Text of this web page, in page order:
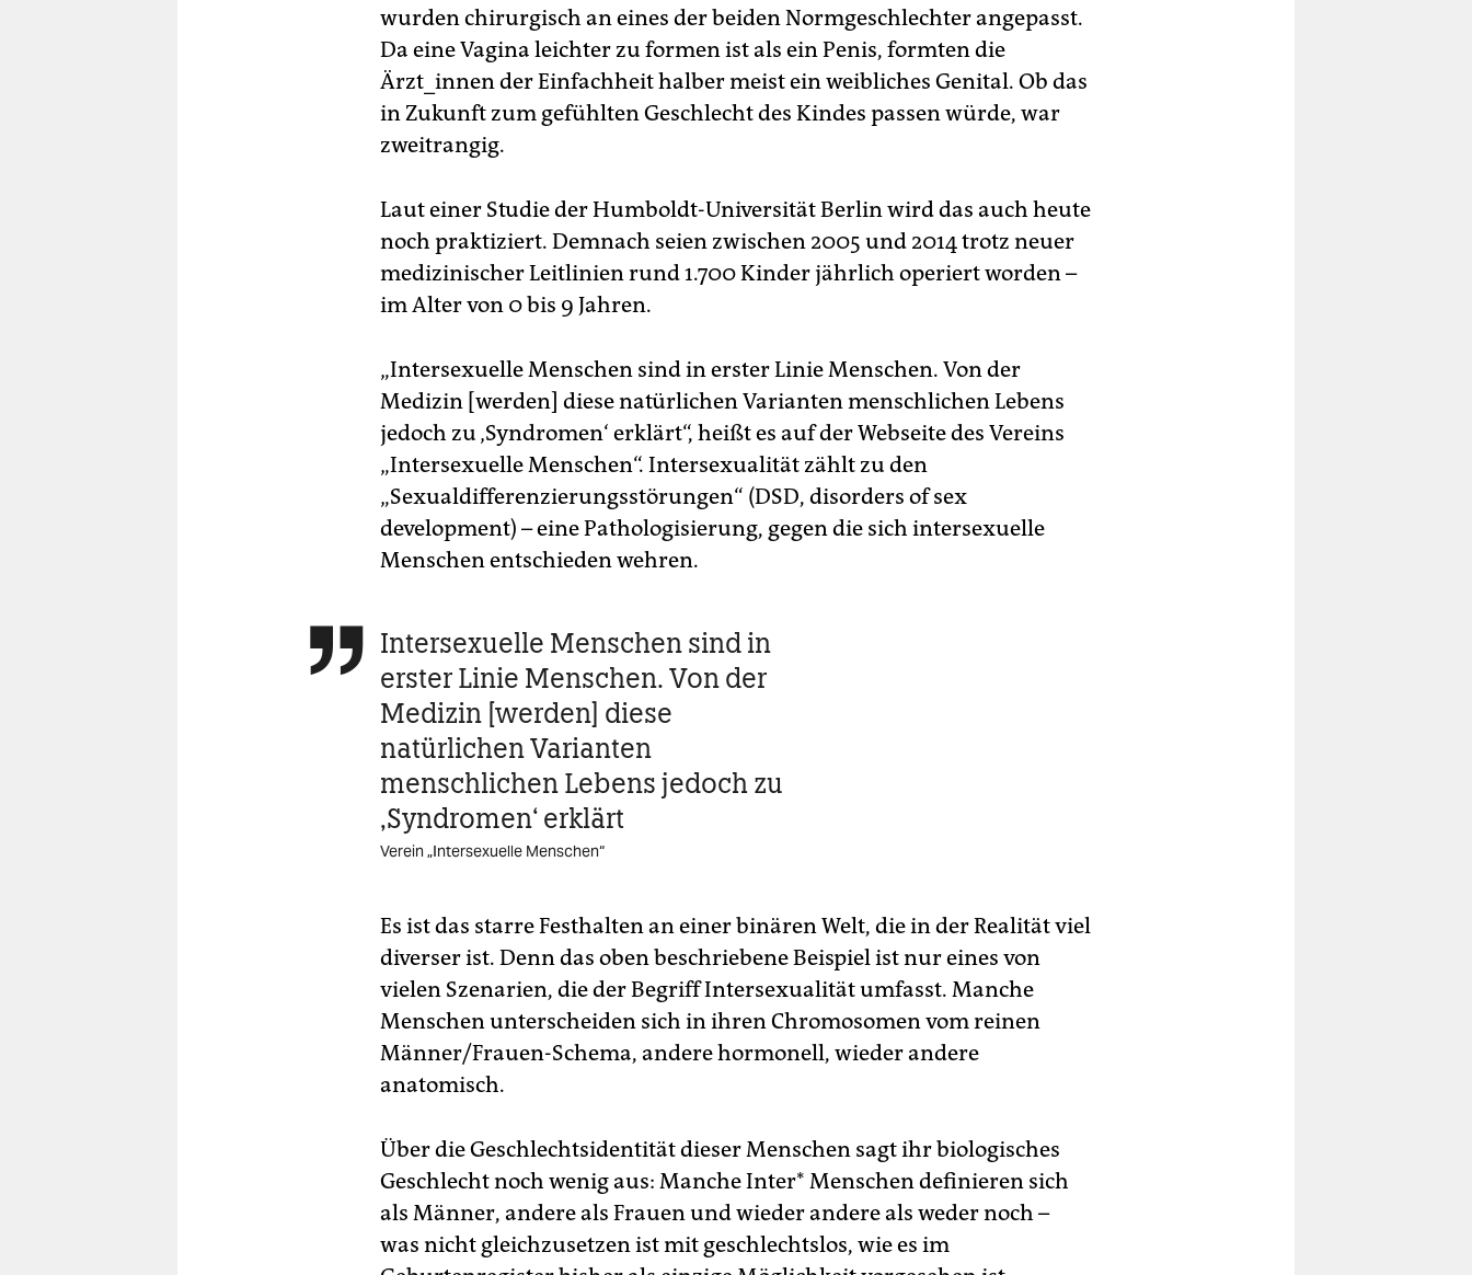
wurden chirurgisch an eines der beiden Normgeschlechter angepasst.
Da eine Vagina leichter zu formen ist als ein Penis, formten die
Ärzt_innen der Einfachheit halber meist ein weibliches Genital. Ob das
in Zukunft zum gefühlten Geschlecht des Kindes passen würde, war
zweitrangig.
Laut einer Studie der Humboldt-Universität Berlin wird das auch heute
noch praktiziert. Demnach seien zwischen 2005 und 2014 trotz neuer
medizinischer Leitlinien rund 1.700 Kinder jährlich operiert worden –
im Alter von 0 bis 9 Jahren.
„Intersexuelle Menschen sind in erster Linie Menschen. Von der
Medizin [werden] diese natürlichen Varianten menschlichen Lebens
jedoch zu ‚Syndromen‘ erklärt“, heißt es auf der Webseite des Vereins
„Intersexuelle Menschen“. Intersexualität zählt zu den
„Sexualdifferenzierungsstörungen“ (DSD, disorders of sex
development) – eine Pathologisierung, gegen die sich intersexuelle
Menschen entschieden wehren.
 Intersexuelle Menschen sind in
erster Linie Menschen. Von der
Medizin [werden] diese
natürlichen Varianten
menschlichen Lebens jedoch zu
‚Syndromen‘ erklärt
Verein „Intersexuelle Menschen“
Es ist das starre Festhalten an einer binären Welt, die in der Realität viel
diverser ist. Denn das oben beschriebene Beispiel ist nur eines von
vielen Szenarien, die der Begriff Intersexualität umfasst. Manche
Menschen unterscheiden sich in ihren Chromosomen vom reinen
Männer/Frauen-Schema, andere hormonell, wieder andere
anatomisch.
Über die Geschlechtsidentität dieser Menschen sagt ihr biologisches
Geschlecht noch wenig aus: Manche Inter* Menschen definieren sich
als Männer, andere als Frauen und wieder andere als weder noch –
was nicht gleichzusetzen ist mit geschlechtslos, wie es im